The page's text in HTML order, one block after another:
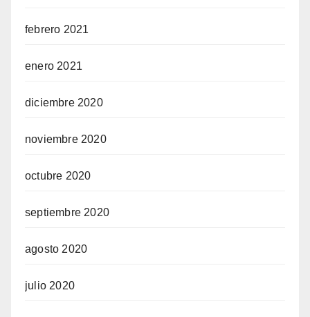
febrero 2021
enero 2021
diciembre 2020
noviembre 2020
octubre 2020
septiembre 2020
agosto 2020
julio 2020